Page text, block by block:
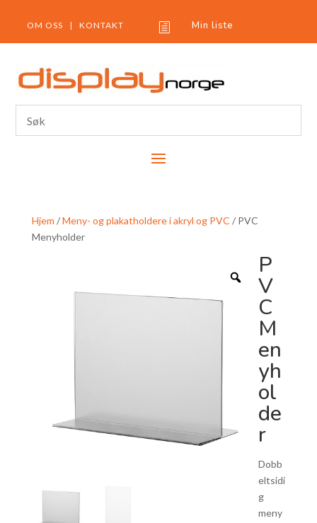
OM OSS | KONTAKT h Min liste
Hjem /Meny- og plakatholdere i akryl og PVC / PVC
Menyholder
P
V
C
M
en
yh
ol
de
r
Dobb
eltsidi
g
meny